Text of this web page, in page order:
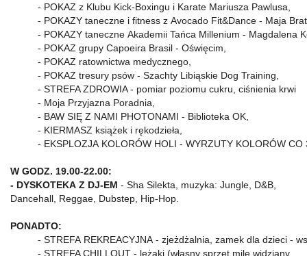
- POKAZ z Klubu Kick-Boxingu i Karate Mariusza Pawlusa,
- POKAZY taneczne i fitness z Avocado Fit&Dance - Maja
- POKAZY taneczne Akademii Tańca Millenium - Magdalena
- POKAZ grupy Capoeira Brasil - Oświęcim,
- POKAZ ratownictwa medycznego,
- POKAZ tresury psów - Szachty Libiąskie Dog Training,
- STREFA ZDROWIA - pomiar poziomu cukru, ciśnienia krwi
- Moja Przyjazna Poradnia,
- BAW SIĘ Z NAMI PHOTONAMI - Biblioteka OK,
- KIERMASZ książek i rękodzieła,
- EKSPLOZJA KOLORÓW HOLI - WYRZUTY KOLORÓW CO
W GODZ. 19.00-22.00:
- DYSKOTEKA Z DJ-EM - Sha Silekta, muzyka: Jungle, D&B,
Dancehall, Reggae, Dubstep, Hip-Hop.
PONADTO:
- STREFA REKREACYJNA - zjeżdżalnia, zamek dla dzieci -
- STREFA CHILLOUT - leżaki (własny sprzęt mile widziany,